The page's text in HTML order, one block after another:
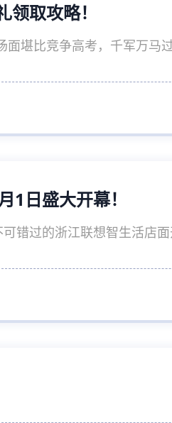
领取攻略！
面堪比竞争高考，千军万马
1日盛大开幕！
错过的浙江联想智生活店